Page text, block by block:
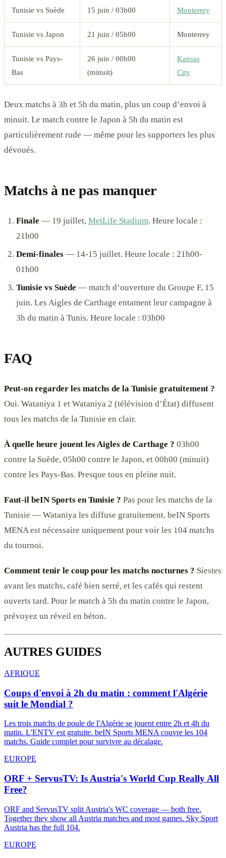
Tunisie vs Suède 15 juin / 03h00 Monterrey
Tunisie vs Japon 21 juin / 05h00 Monterrey
Tunisie vs Pays-
Bas
26 juin / 00h00
(minuit)
Kansas
City
Deux matchs à 3h et 5h du matin, plus un coup d’envoi à
minuit. Le match contre le Japon à 5h du matin est
particulièrement rude — même pour les supporters les plus
dévoués.
Matchs à ne pas manquer
Finale — 19 juillet, MetLife Stadium. Heure locale :
21h00
Demi-finales — 14-15 juillet. Heure locale : 21h00-
01h00
Tunisie vs Suède — match d’ouverture du Groupe F, 15
juin. Les Aigles de Carthage entament leur campagne à
3h du matin à Tunis. Heure locale : 03h00
FAQ
Peut-on regarder les matchs de la Tunisie gratuitement ?
Oui. Wataniya 1 et Wataniya 2 (télévision d’État) diffusent
tous les matchs de la Tunisie en clair.
À quelle heure jouent les Aigles de Carthage ? 03h00
contre la Suède, 05h00 contre le Japon, et 00h00 (minuit)
contre les Pays-Bas. Presque tous en pleine nuit.
Faut-il beIN Sports en Tunisie ? Pas pour les matchs de la
Tunisie — Wataniya les diffuse gratuitement. beIN Sports
MENA est nécessaire uniquement pour voir les 104 matchs
du tournoi.
Comment tenir le coup pour les matchs nocturnes ? Siestes
avant les matchs, café bien serré, et les cafés qui restent
ouverts tard. Pour le match à 5h du matin contre le Japon,
prévoyez un réveil en béton.
AUTRES GUIDES
AFRIQUE
Coups d'envoi à 2h du matin : comment l'Algérie
suit le Mondial ?
Les trois matchs de poule de l'Algérie se jouent entre 2h et 4h du
matin. L'ENTV est gratuite. beIN Sports MENA couvre les 104
matchs. Guide complet pour survivre au décalage.
EUROPE
ORF + ServusTV: Is Austria's World Cup Really All
Free?
ORF and ServusTV split Austria's WC coverage — both free.
Together they show all Austria matches and most games. Sky Sport
Austria has the full 104.
EUROPE